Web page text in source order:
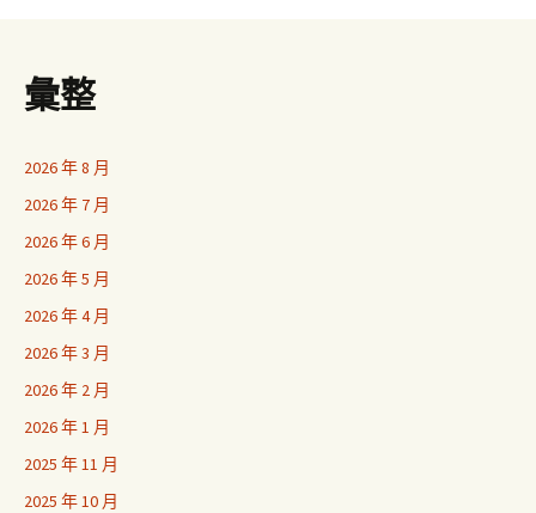
彙整
2026 年 8 月
2026 年 7 月
2026 年 6 月
2026 年 5 月
2026 年 4 月
2026 年 3 月
2026 年 2 月
2026 年 1 月
2025 年 11 月
2025 年 10 月